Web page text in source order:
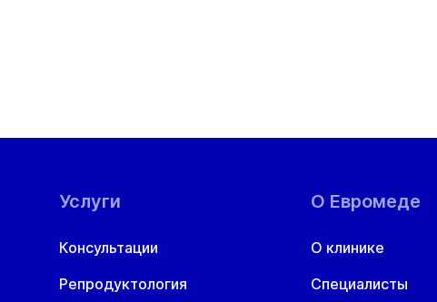
Офтальмолог
Услуги
Консультации
Репродуктология
О Евромеде
О клинике
Специалисты